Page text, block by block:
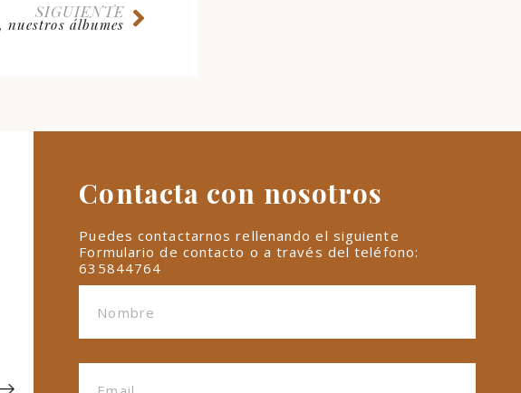
SIGUIENTE
nuestros álbumes
Contacta con nosotros
Puedes contactarnos rellenando el siguiente
Formulario de contacto o a través del teléfono:
635844764